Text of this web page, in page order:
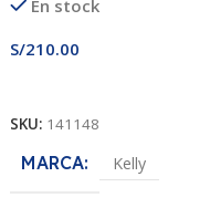
En stock
S/210.00
SKU: 141148
MARCA Kelly